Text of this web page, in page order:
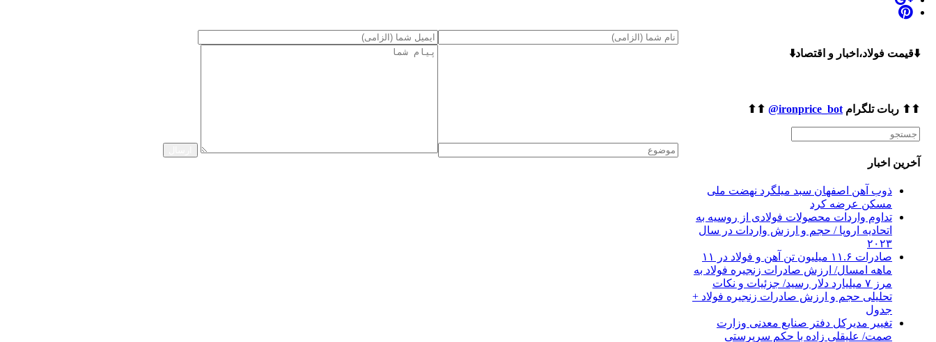
⬇️قیمت فولاد،اخبار و اقتصاد⬇️
⬆⬆ ربات تلگرام ironprice_bot@
⬆⬆
آخرین اخبار
ذوب آهن اصفهان سبد میلگرد نهضت ملی
مسکن عرضه کرد
تداوم واردات محصولات فولادی از روسیه به
اتحادیه اروپا / حجم و ارزش واردات در سال
۲۰۲۳
صادرات ۱۱.۶ میلیون تن آهن و فولاد در ۱۱
ماهه امسال/ ارزش صادرات زنجیره فولاد به
مرز ۷ میلیارد دلار رسید/ جزئیات و نکات
تحلیلی حجم و ارزش صادرات زنجیره فولاد +
جدول
تغییر مدیرکل دفتر صنایع معدنی وزارت
صمت/ علیقلی زاده با حکم سرپرستی